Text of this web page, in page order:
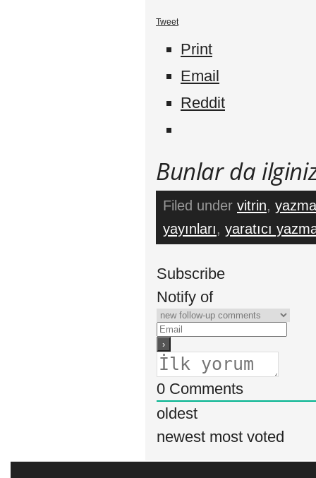
Tweet
Print
Email
Reddit
Bunlar da
Filed under vitrin,
yayınları, yaratıcı
Subscribe
Notify of
0 Comments
oldest
newest most voted